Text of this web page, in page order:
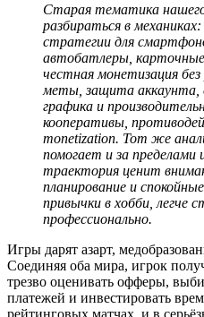
Старая тематика
разбираться в механиках:
стратегии для
автобатлеры, карточные
честная монетизация
меты, защита аккаунта,
графика и
кооперативы,
monetization. Тот же
помогает и за пределами
траектория ценит
планирование и
привычки в хобби, легче
профессионально.
Игры дарят азарт,
Соединяя оба мира, игрок
трезво оценивать офферы,
платежей и инвестировать
рейтинговых матчах, и в